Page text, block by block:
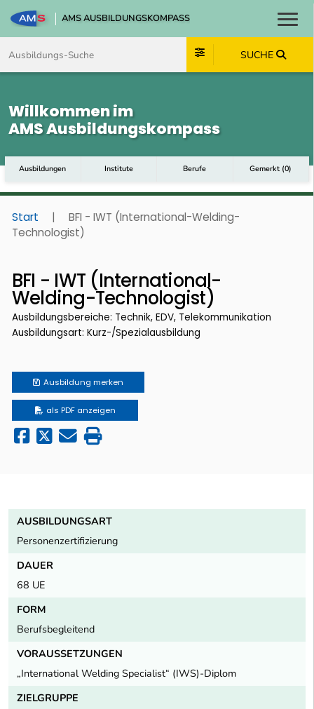
AMS AUSBILDUNGSKOMPASS
SUCHE
Willkommen im
AMS Ausbildungskompass
Ausbildungen Institute Berufe Gemerkt (0)
Start |
BFI - IWT (International-Welding-
Technologist)
BFI - IWT (International-
Welding-Technologist)
Ausbildungsbereiche: Technik, EDV, Telekommunikation
Ausbildungsart: Kurz-/Spezialausbildung
Ausbildung merken
als PDF anzeigen
AUSBILDUNGSART
Personenzertifizierung
DAUER
68 UE
FORM
Berufsbegleitend
VORAUSSETZUNGEN
„International Welding Specialist“ (IWS)-Diplom
ZIELGRUPPE